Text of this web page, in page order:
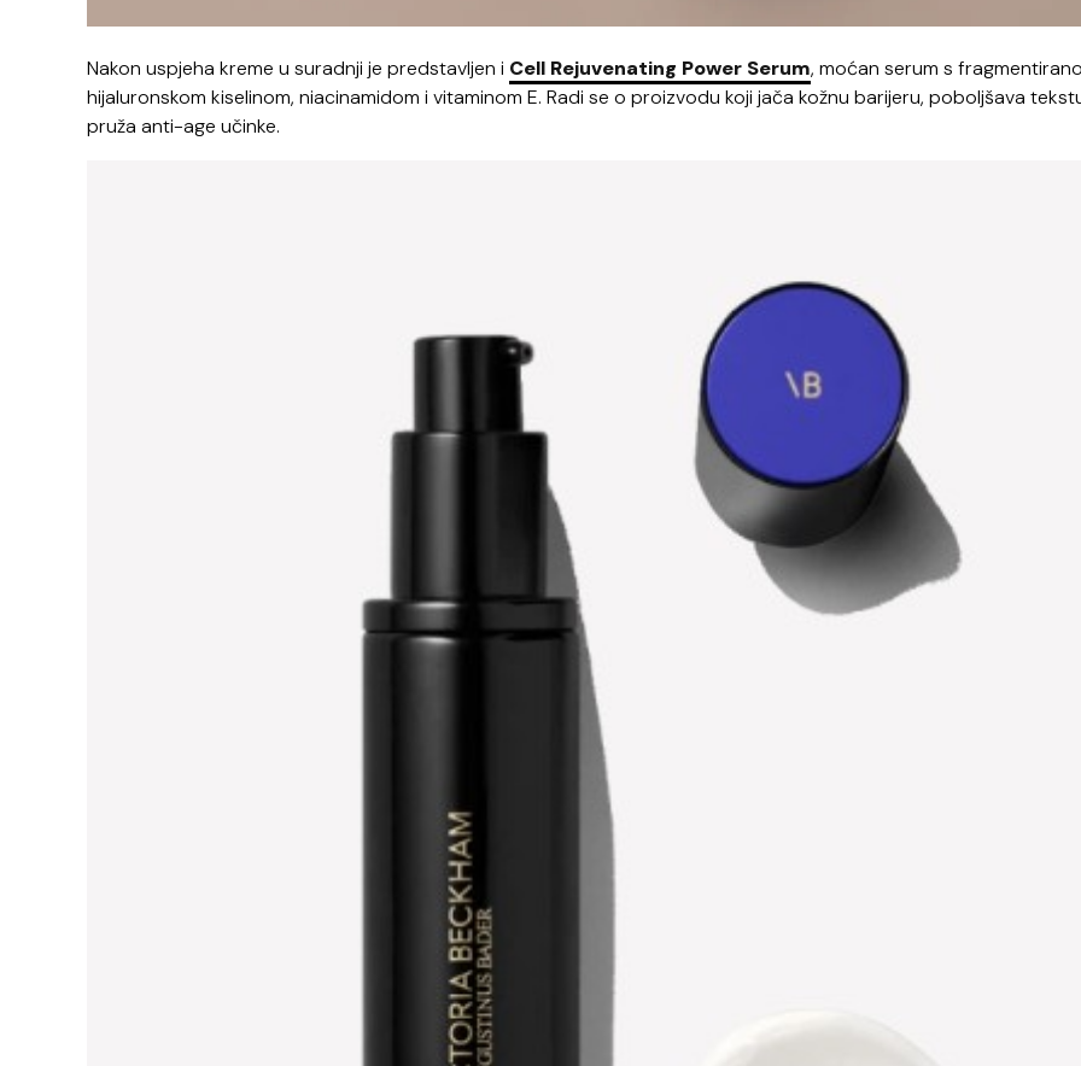
Nakon uspjeha kreme u suradnji je predstavljen i Cell Rejuvenating Power Serum, moćan serum s
hijaluronskom kiselinom, niacinamidom i vitaminom E. Radi se o proizvodu koji jača kožnu barijeru, poboljšava
pruža anti-age učinke.